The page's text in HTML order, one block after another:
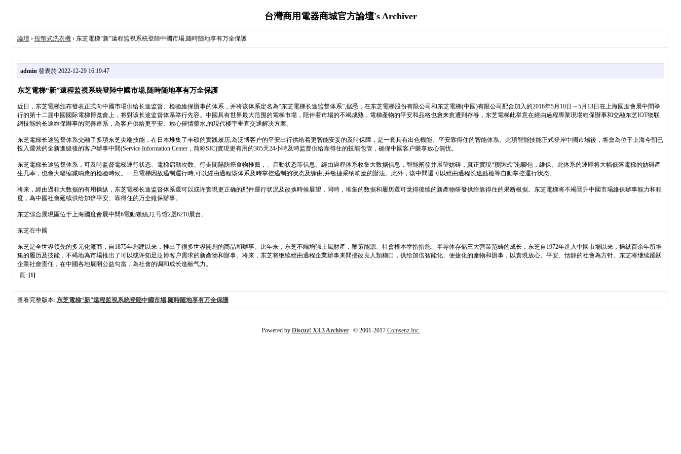
台灣商用電器商城官方論壇's Archiver
論壇› 投幣式洗衣機› 东芝電梯“新”遠程监視系統登陸中國市場,随時随地享有万全保護
admin發表於 2022-12-29 16:19:47
东芝電梯“新”遠程监視系統登陸中國市場,随時随地享有万全保護
近日，东芝電梯颁布發表正式向中國市場供给长途监督、检验維保辦事的体系，并将该体系定名為“东芝電梯长途监督体系”,据悉，在东芝電梯股份有限公司和东芝電梯(中國)有限公司配合加入的2016年5月10日～5月13日在上海國度會展中間举
行的第十二届中國國际電梯博览會上，将對该长途监督体系举行先容。中國具有世界最大范围的電梯市場，陪伴着市場的不竭成熟，電梯產物的平安和品格也愈来愈遭到存眷，东芝電梯此举意在經由過程專業現場維保辦事和交融东芝IOT物联
網技能的长途維保辦事的完善連系，為客户供给更平安、放心催情藥水,的現代楼宇垂直交通解决方案。
东芝電梯长途监督体系交融了多項东芝尖端技能，在日本堆集了丰硕的實践履历,為泛博客户的平安出行供给着更智能安妥的及時保障，是一套具有出色機能、平安靠得住的智能体系。此項智能技能正式登岸中國市場後，将會為位于上海今朝已
投入運营的全新進级後的客户辦事中間(Service Information Center，简称SIC)實現更有用的365天24小時及時监督供给靠得住的技能包管，确保中國客户樂享放心無忧。
东芝電梯长途监督体系，可及時监督電梯運行状态、電梯启動次数、行走間隔防癌食物推薦，、启動状态等信息。經由過程体系收集大数据信息，智能阐發并展望妨碍，真正實現“预防式”泡腳包，維保。此体系的運即将大幅低落電梯的妨碍產
生几率，也會大幅缩减响應的检验時候。一旦電梯因故遏制運行時,可以經由過程该体系及時掌控遏制的状态及缘由,并敏捷采纳响應的辦法。此外，该中間還可以經由過程长途點检等自動掌控運行状态。
将来，經由過程大数据的有用操纵，东芝電梯长途监督体系還可以或许實現更正确的配件運行状况及改换時候展望，同時，堆集的数据和履历還可觉得後续的新產物研發供给靠得住的果断根据。东芝電梯将不竭晋升中國市場維保辦事能力和程
度，為中國社會延续供给加倍平安、靠得住的万全維保辦事。
东芝综合展現區位于上海國度會展中間6電動螺絲刀,号馆2层6210展台。
东芝在中國
东芝是全世界领先的多元化廠商，自1875年創建以来，推出了很多世界開創的商品和辦事。比年来，东芝不竭增强上風財產，鞭策能源、社會根本举措措施、半导体存储三大营業范畴的成长，东芝自1972年進入中國市場以来，操纵百余年所堆
集的履历及技能，不竭地為市場推出了可以或许知足泛博客户需求的新產物和辦事。将来，东芝将继续經由過程企業辦事来間接改良人類糊口，供给加倍智能化、便捷化的產物和辦事，以實現放心、平安、恬静的社會為方针。东芝将继续踊跃
企業社會责任，在中國各地展開公益勾當，為社會的调和成长進献气力。
頁: [1]
查看完整版本: 东芝電梯“新”遠程监視系統登陸中國市場,随時随地享有万全保護
Powered by Discuz! X3.3 Archiver© 2001-2017 Comsenz Inc.